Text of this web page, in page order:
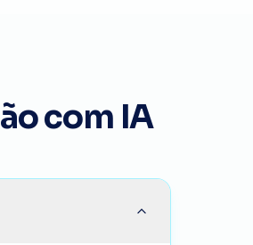
com IA